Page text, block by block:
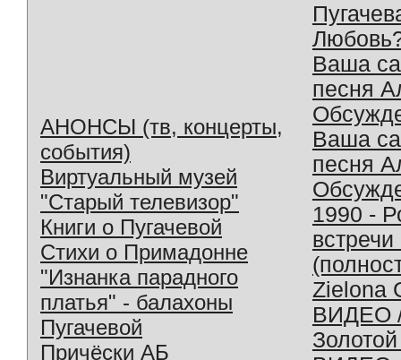
АНОНСЫ (тв, концерты,
события)
Виртуальный музей
"Старый телевизор"
Книги о Пугачевой
Стихи о Примадонне
"Изнанка парадного
платья" - балахоны
Пугачевой
Причёски АБ
Ваша
песня
Ваша
песня
1990 -
Zielona
ВИДЕО